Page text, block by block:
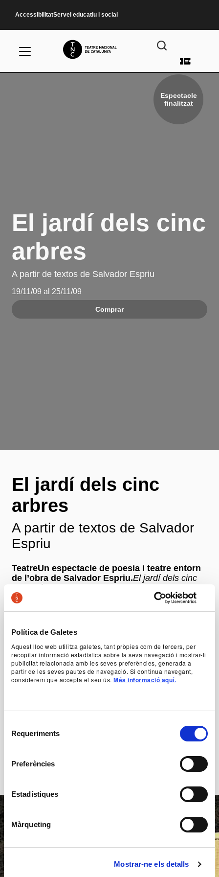
Política de Galetes
Aquest lloc web utilitza galetes, tant pròpies com de tercers, per
recopilar informació estadística sobre la seva navegació i mostrar-li
publicitat relacionada amb les seves preferències, generada a
partir de les seves pautes de navegació. Si continua navegant,
considerem que accepta el seu ús. Més informació aquí.
Requeriments
Preferències
Estadístiques
Màrqueting
Mostrar-ne els detalls
AccessibilitatServei educatiu i social
Menú
Espectacle
finalitzat
El jardí dels cinc
arbres
A partir de textos de Salvador Espriu
19/11/09 al 25/11/09
Comprar
El jardí dels cinc
arbres
A partir de textos de Salvador
Espriu
TeatreUn espectacle de poesia i teatre entorn
de l’obra de Salvador Espriu.El jardí dels cinc
portes del vinticinquè aniversari de la seva mort,
Joan Ollé ha fet una adaptació escènica de textos
narratius i poètics d’Espriu, deixant de banda la
seva producció teatral.
Autoria
A partir de textos de Salvador Espriu